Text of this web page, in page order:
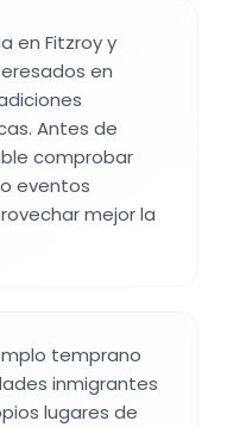
en Fitzroy y
en
Antes de
comprobar
eventos
mejor la
temprano
inmigrantes
lugares de